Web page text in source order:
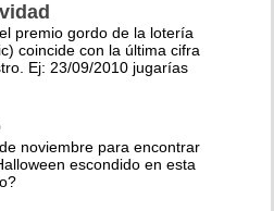
premio gordo de la lotería
coincide con la última cifra
Ej: 23/09/2010 jugarías
noviembre para encontrar
escondido en esta